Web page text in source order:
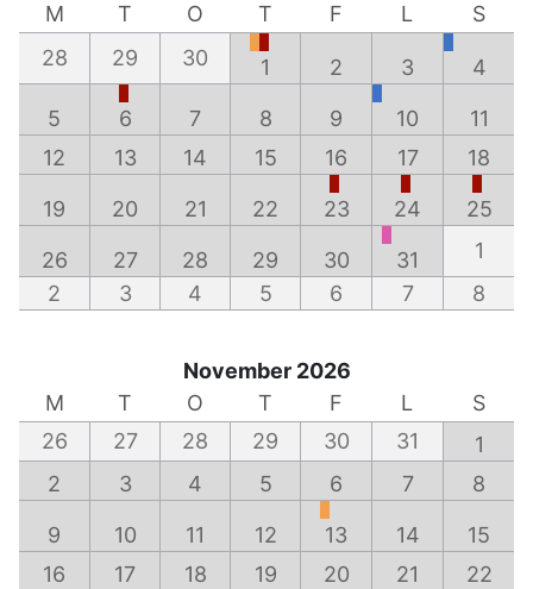
M
T O T F L
S
28
29 30 1 2 3 4
5 6 7 8 9 10
11
12
13 14 15 16 17 18
19 20 21 22 23 24 25
26 27 28 29 30 31
1
2
3 4 5 6 7 8
November 2026
M
T O T F L
S
26
27 28 29 30 31
1
2
3 4 5 6 7 8
9 10 11 12 13 14
15
16
17 18 19 20 21
22